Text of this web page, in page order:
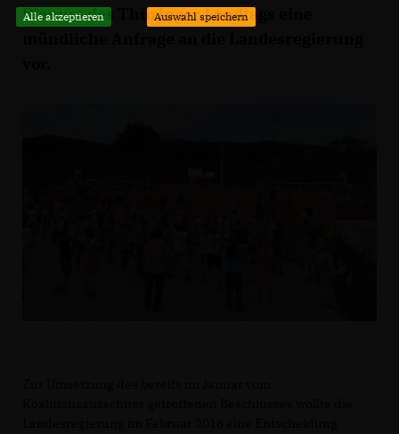
Plenum des Thüringer Landtags eine
Alle akzeptieren Auswahl speichern